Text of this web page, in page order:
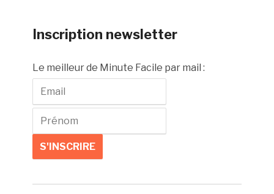
Inscription newsletter
Le meilleur de Minute Facile par mail :